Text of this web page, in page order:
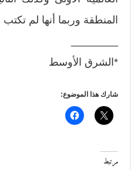
المنطقة وربما أنها لم تكتب
*الشرق الأوسط
شارك هذا الموضوع:
مرتبط